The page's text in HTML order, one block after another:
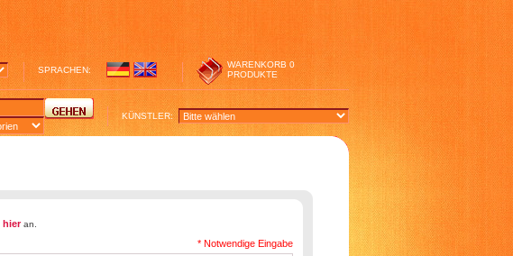
SPRACHEN:
WARENKORB 0
PRODUKTE
KÜNSTLER:
hieran.
* Notwendige Eingabe